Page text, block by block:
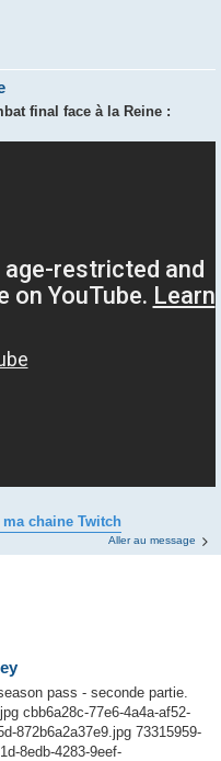
final face à la Reine :
chaine Twitch
Aller au message
pass - seconde partie.
cbb6a28c-77e6-4a4a-af52-
872b6a2a37e9.jpg 73315959-
8edb-4283-9eef-